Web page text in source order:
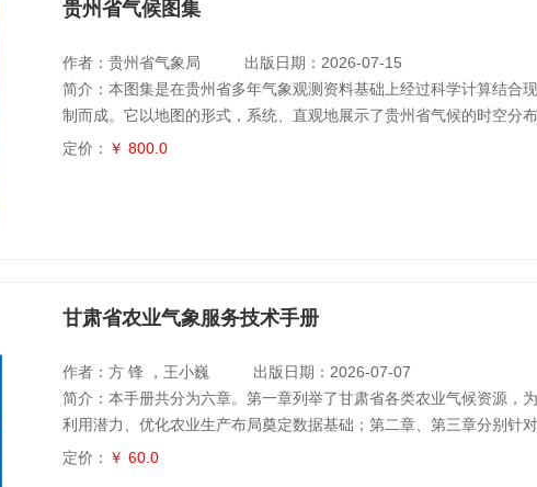
贵州省气候图集
作者：贵州省气象局
出版日期：2026-07-15
简介：本图集是在贵州省多年气象观测资料基础上经过科学计算结合
制而成。它以地图的形式，系统、直观地展示了贵州省气候的时空分布
了贵州省气候的基本特征。其内容包括序图、基本气候图、灾害性天气
定价： ￥ 800.0
甘肃省农业气象服务技术手册
作者：方 锋 ，王小巍
出版日期：2026-07-07
简介：本手册共分为六章。第一章列举了甘肃省各类农业气候资源，
利用潜力、优化农业生产布局奠定数据基础；第二章、第三章分别针对
粮食作物和果树、中药材等特色作物，梳理种植概况并明确关键生育期
定价： ￥ 60.0